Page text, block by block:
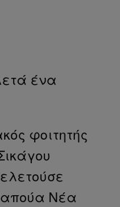
ένα
φοιτητής
Νέα